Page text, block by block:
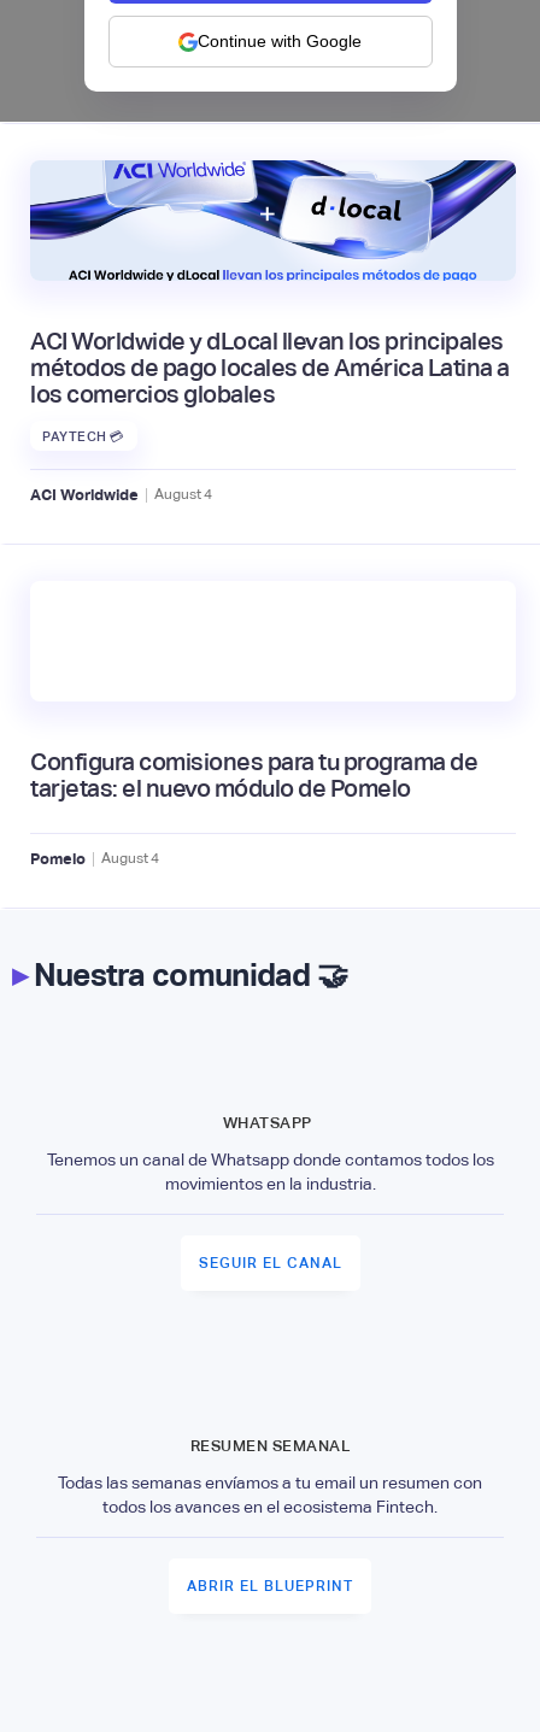
Continue with Google
ACI Worldwide y dLocal llevan los principales
métodos de pago locales de América Latina a
los comercios globales
PAYTECH 💳
ACI Worldwide | August4
Configura comisiones para tu programa de
tarjetas: el nuevo módulo de Pomelo
Pomelo | August4
▸Nuestra comunidad 🤝
WHATSAPP
Tenemos un canal de Whatsapp donde contamos todos los
movimientos en la industria.
SEGUIR EL CANAL
RESUMEN SEMANAL
Todas las semanas envíamos a tu email un resumen con
todos los avances en el ecosistema Fintech.
ABRIR EL BLUEPRINT